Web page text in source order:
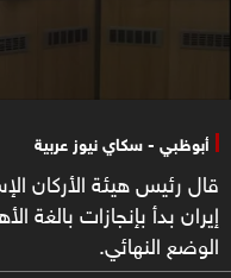
أبوظبي - سكاي نيوز عربية
قال رئيس هيئة الأركان
إيران بدأ بإنجازات
الوضع النهائي.